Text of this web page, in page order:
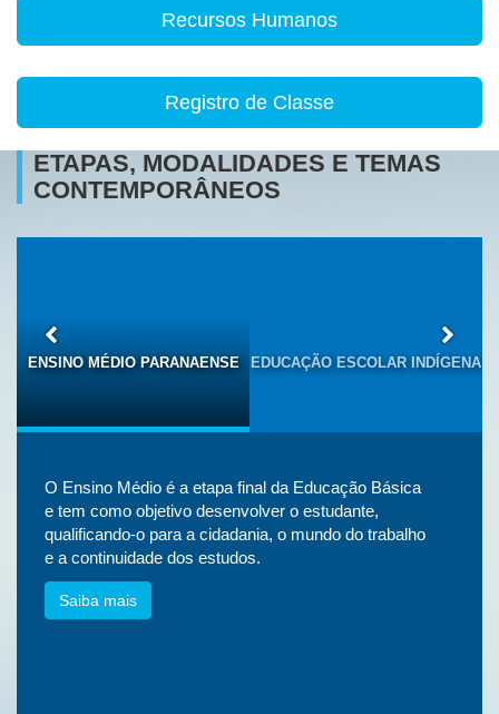
Recursos Humanos
Registro de Classe
ETAPAS, MODALIDADES E TEMAS
CONTEMPORÂNEOS
ENSINO MÉDIO PARANAENSE
EDUCAÇÃO ESCOLAR INDÍGENA
O Ensino Médio é a etapa final da Educação Básica
e tem como objetivo desenvolver o estudante,
qualificando-o para a cidadania, o mundo do trabalho
e a continuidade dos estudos.
Saiba mais